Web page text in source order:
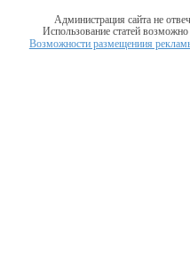
Администрация сайта не
Использование статей
Возможности размещениия